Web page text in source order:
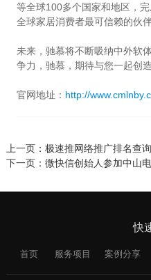
等全球100多个国家和地区，
全球家居消费者最可信赖的伙伴
未来，驰慕将不断吸纳中外软
争力，驰慕，期待与您一起创
官网地址： http://
上一页： 极速推网络推广排名查
下一页： 微快信创始人参加中山
快
首页 服务项目 案例分享